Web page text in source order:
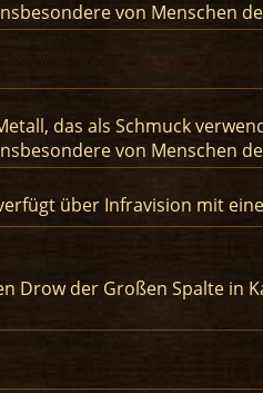
von Menschen
das als Schmuck
von Menschen
über Infravision mit
Drow der Großen Spalte in